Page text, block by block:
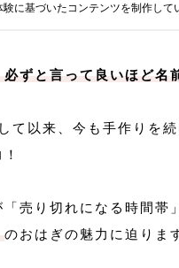
に基づいたコンテンツを制作して
ずと言って良いほど名
て以来、今も手作りを
売り切れになる時間帯
のおはぎの魅力に迫りま